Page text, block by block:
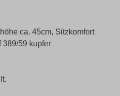
ca. 45cm, Sitzkomfort
389/59 kupfer